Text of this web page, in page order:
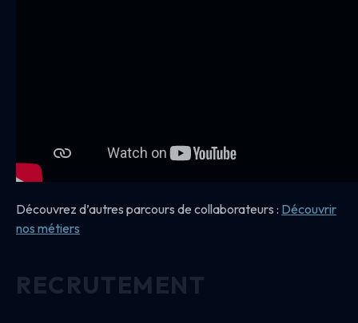
Découvrez d’autres parcours de collaborateurs : Découvrir
nos métiers
RECRUTEMENT